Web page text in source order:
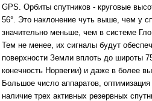
GPS. Орбиты спутников - круговые
56°. Это наклонение чуть выше, чем у
значительно меньше, чем в системе
Тем не менее, их сигналы будут
поверхности Земли вплоть до широты
конечность Норвегии) и даже в более
Большое число аппаратов,
наличие трех активных резервных